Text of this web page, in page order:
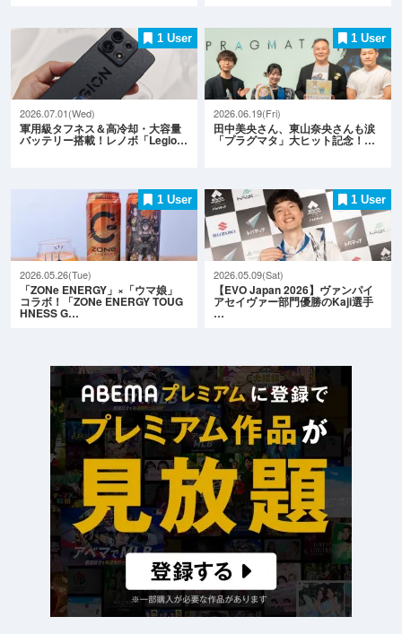
1 User
2026.07.01(Wed)
軍用級タフネス＆高冷却・大容量
バッテリー搭載！レノボ「Legio…
1 User
2026.06.19(Fri)
田中美央さん、東山奈央さんも涙
「プラグマタ」大ヒット記念！…
1 User
2026.05.26(Tue)
「ZONe ENERGY」×「ウマ娘」
コラボ！「ZONe ENERGY TOUG
HNESS G…
1 User
2026.05.09(Sat)
【EVO Japan 2026】ヴァンパイ
アセイヴァー部門優勝のKaji選手
…